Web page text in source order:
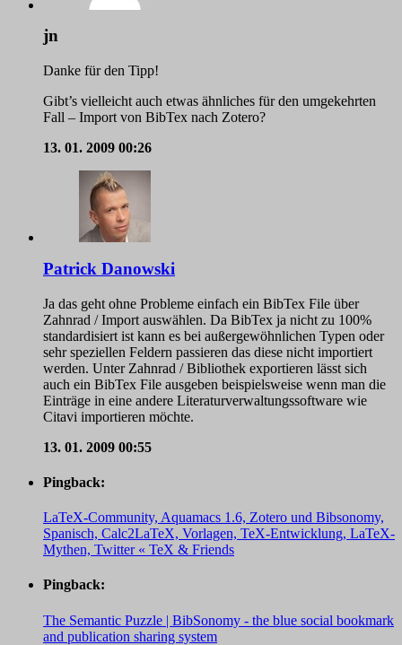
jn
Danke für den Tipp!
Gibt’s vielleicht auch etwas ähnliches für den umgekehrten
Fall – Import von BibTex nach Zotero?
13. 01. 2009 00:26
Patrick Danowski
Ja das geht ohne Probleme einfach ein BibTex File über
Zahnrad / Import auswählen. Da BibTex ja nicht zu 100%
standardisiert ist kann es bei außergewöhnlichen Typen oder
sehr speziellen Feldern passieren das diese nicht importiert
werden. Unter Zahnrad / Bibliothek exportieren lässt sich
auch ein BibTex File ausgeben beispielsweise wenn man die
Einträge in eine andere Literaturverwaltungssoftware wie
Citavi importieren möchte.
13. 01. 2009 00:55
Pingback:
LaTeX-Community, Aquamacs 1.6, Zotero und Bibsonomy,
Spanisch, Calc2LaTeX, Vorlagen, TeX-Entwicklung, LaTeX-
Mythen, Twitter « TeX & Friends
Pingback:
The Semantic Puzzle | BibSonomy - the blue social bookmark
and publication sharing system